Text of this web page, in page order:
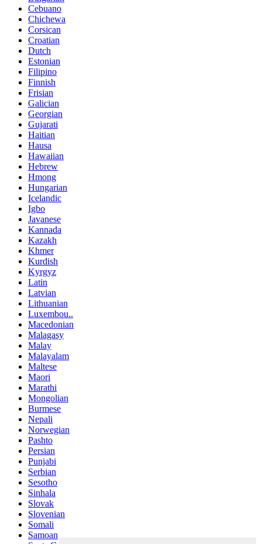
Cebuano
Chichewa
Corsican
Croatian
Dutch
Estonian
Filipino
Finnish
Frisian
Galician
Georgian
Gujarati
Haitian
Hausa
Hawaiian
Hebrew
Hmong
Hungarian
Icelandic
Igbo
Javanese
Kannada
Kazakh
Khmer
Kurdish
Kyrgyz
Latin
Latvian
Lithuanian
Luxembou..
Macedonian
Malagasy
Malay
Malayalam
Maltese
Maori
Marathi
Mongolian
Burmese
Nepali
Norwegian
Pashto
Persian
Punjabi
Serbian
Sesotho
Sinhala
Slovak
Slovenian
Somali
Samoan